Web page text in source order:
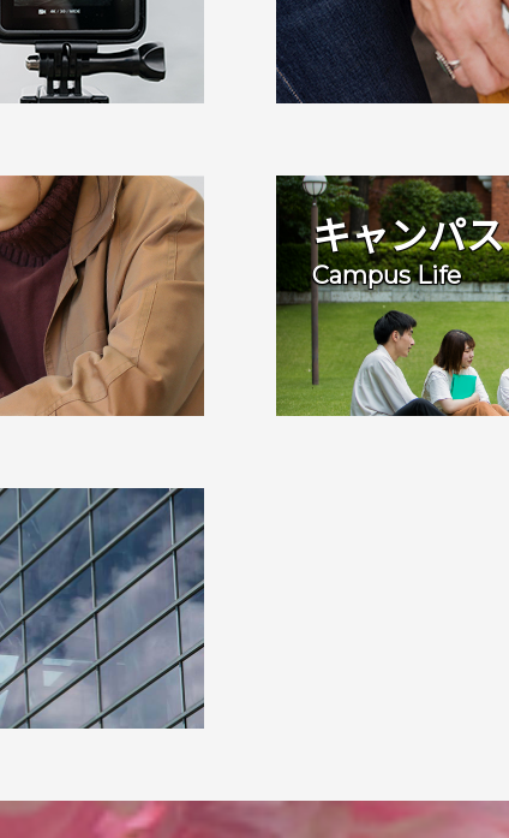
キャンパ
Campus Life